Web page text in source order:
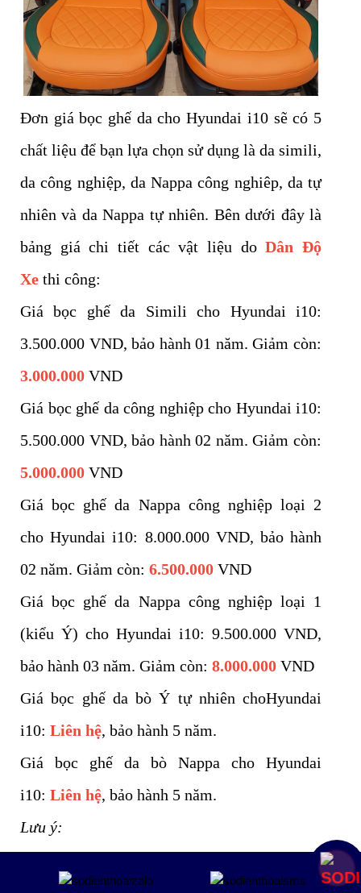
Đơn giá bọc ghế da cho Hyundai i10 sẽ có 5
chất liệu để bạn lựa chọn sử dụng là da simili,
da công nghiệp, da Nappa công nghiêp, da tự
nhiên và da Nappa tự nhiên. Bên dưới đây là
bảng giá chi tiết các vật liệu doDân Độ
Xe thi công:
Giá bọc ghế da Simili cho Hyundai i10:
3.500.000 VND, bảo hành 01 năm. Giảm còn:
3.000.000 VND
Giá bọc ghế da công nghiệp cho Hyundai i10:
5.500.000 VND, bảo hành 02 năm. Giảm còn:
5.000.000 VND
Giá bọc ghế da Nappa công nghiệp loại 2
cho Hyundai i10: 8.000.000 VND, bảo hành
02 năm. Giảm còn: 6.500.000 VND
Giá bọc ghế da Nappa công nghiệp loại 1
(kiểu Ý) cho Hyundai i10: 9.500.000 VND,
bảo hành 03 năm. Giảm còn: 8.000.000 VND
Giá bọc ghế da bò Ý tự nhiên choHyundai
i10: Liên hệ, bảo hành 5 năm.
Giá bọc ghế da bò Nappa cho Hyundai
i10: Liên hệ, bảo hành 5 năm.
Lưu ý:
- Bảng giá trên chỉ mang tích chất tham
Mua ngay